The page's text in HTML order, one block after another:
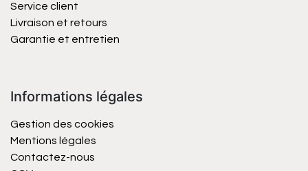
Service client
Livraison et retours
Garantie et entretien
Informations légales
Gestion des cookies
Mentions légales
Contactez-nous